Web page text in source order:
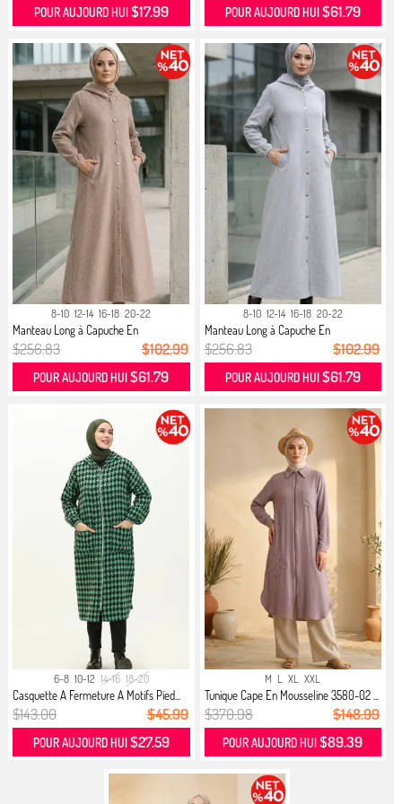
POUR AUJOURD HUI $17.99 POUR AUJOURD HUI $61.79
8-10 12-14 16-18 20-22
Manteau Long à Capuche En
Cachemire...
$256.83 $102.99
POUR AUJOURD HUI$61.79
8-10 12-14 16-18 20-22
Manteau Long à Capuche En
Cachemire...
$256.83 $102.99
POUR AUJOURD HUI $61.79
6-8 10-12 14-16 18-20
Casquette A Fermeture A Motifs Pied...
$143.00 $45.99
POUR AUJOURD HUI $27.59
M L XL XXL
Tunique Cape En Mousseline 3580-02 ...
$370.98 $148.99
POUR AUJOURD HUI$89.39